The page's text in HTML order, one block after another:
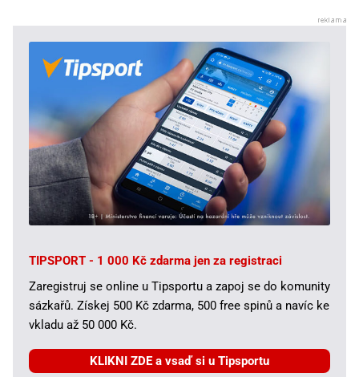
TIPSPORT - 1 000 Kč zdarma jen za registraci
Zaregistruj se online u Tipsportu a zapoj se do komunity
sázkařů. Získej 500 Kč zdarma, 500 free spinů a navíc ke
vkladu až 50 000 Kč.
KLIKNI ZDE a vsaď si u Tipsportu